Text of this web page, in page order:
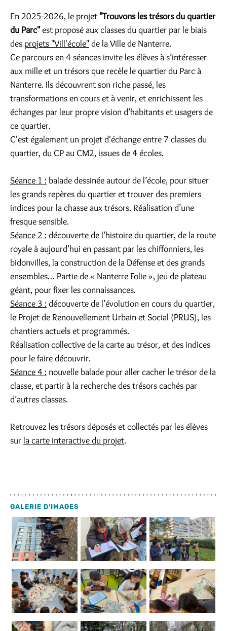
En 2025-2026, le projet "Trouvons les trésors du quartier
du Parc"est proposé aux classes du quartier par le biais
des projets "Vill'école"de la Ville de Nanterre.
Ce parcours en 4 séances invite les élèves à s’intéresser
aux mille et un trésors que recèle le quartier du Parc à
Nanterre. Ils découvrent son riche passé, les
transformations en cours et à venir, et enrichissent les
échanges par leur propre vision d’habitants et usagers de
ce quartier.
C'est également un projet d'échange entre 7 classes du
quartier, du CP au CM2, issues de 4 écoles.
Séance 1 : balade dessinée autour de l’école, pour situer
les grands repères du quartier et trouver des premiers
indices pour la chasse aux trésors. Réalisation d’une
fresque sensible.
Séance 2 : découverte de l’histoire du quartier, de la route
royale à aujourd’hui en passant par les chiffonniers, les
bidonvilles, la construction de la Défense et des grands
ensembles… Partie de « Nanterre Folie », jeu de plateau
géant, pour fixer les connaissances.
Séance 3 : découverte de l’évolution en cours du quartier,
le Projet de Renouvellement Urbain et Social (PRUS), les
chantiers actuels et programmés.
Réalisation collective de la carte au trésor, et des indices
pour le faire découvrir.
Séance 4 : nouvelle balade pour aller cacher le trésor de la
classe, et partir à la recherche des trésors cachés par
d’autres classes.
Retrouvez les trésors déposés et collectés par les élèves
sur la carte interactive du projet.
GALERIE D’IMAGES